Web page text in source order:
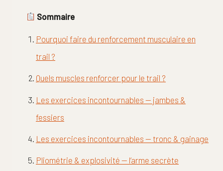
Sommaire
Pourquoi faire du renforcement musculaire en
trail ?
Quels muscles renforcer pour le trail ?
Les exercices incontournables — jambes &
fessiers
Les exercices incontournables — tronc & gainage
Pliométrie & explosivité — l’arme secrète